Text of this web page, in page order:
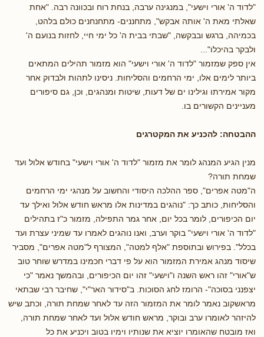
"לדוד ה' אורי וישעי", במנגינה ערבה, בנחת רוח ובכוונה רבה. "אחת
שאלתי מאת ה' אותה אבקש", מתחננים- מתחנחנים כולם בלהט,
בכמיהה, ברגש ובבקשה, "שבתי בבית ה' כל ימי חיי, לחזות בנועם ה'
ולבקר בהיכלו"...
אין ספק שמזמור "לדוד ה' אורי וישעי" הוא מזמור תהילים המתאים
ביותר לימים אלו, ימי הרחמים והסליחות. ניסינו לתהות ולבדוק אחר
מקור אמירתו וגילינו ים של דעות, שיטות ומנהגים, וכן, גם סיפורים
מעניינים הקשורים בו.
ההבטחה: להכניע את המקטרגים
מנין הגיע המנהג לומר את מזמור "לדוד ה' אורי וישעי" בחודש אלול ועד
שמחת תורה?
ה"מטה אפרים", ספר ההלכה היסודי והחשוב על מנהגי ימי הרחמים
והסליחות, כותב כך: "נוהגים במדינות אלו מראש חודש אלול ואילך עד
יום הכיפורים, לומר בכל יום, אחר גמר התפילה, מזמור כ"ז בתהילים
"לדוד ה' אורי וישעי" בוקר וערב, ואנו נוהגים לאמרו עד שמיני עצרת ועד
בכלל". בפירוש ובתוספת "אלף למטה", המצורף ל"מטה אפרים", מסביר
שיסוד מנהג אמירת המזמור הוא על פי דברי חכמינו במדרש שוחר טוב
ש"אורי" זהו ראש השנה ו"וישעי" זהו יום הכיפורים, ובהמשך נאמר "כי
יצפנני בסוכה"- הרומז לחג הסוכות. ב"סידור האר"י", שחיבר רבי שבתאי
מראשקוב נאמר לומר את המזמור הזה עד לאחר שמחת תורה, וכתב שיש
להיזהר לאומרו ערב ובוקר, מראש חודש אלול ועד לאחר שמחת תורה,
ואז מובטח שהאומרו יוציא את שנותיו וימיו בטוב ויכניע את כל